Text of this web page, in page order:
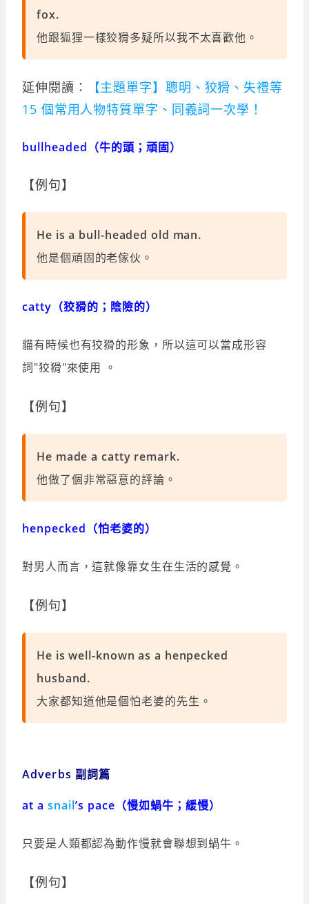
fox.
他跟狐狸一樣狡猾多疑所以我不太喜歡他。
延伸閱讀：
【主題單字】聰明、狡猾、失禮等
15 個常用人物特質單字、同義詞一次學！
bullheaded（牛的頭；頑固）
【例句】
He is a bull-headed old man.
他是個頑固的老傢伙。
catty（狡猾的；陰險的）
貓有時候也有狡猾的形象，所以這可以當成形容
詞"狡猾"來使用 。
【例句】
He made a catty remark.
他做了個非常惡意的評論。
henpecked（怕老婆的）
對男人而言，這就像靠女生在生活的感覺。
【例句】
He is well-known as a henpecked
husband.
大家都知道他是個怕老婆的先生。
Adverbs 副詞篇
at a snail’s pace（慢如蝸牛；緩慢）
只要是人類都認為動作慢就會聯想到蝸牛。
【例句】